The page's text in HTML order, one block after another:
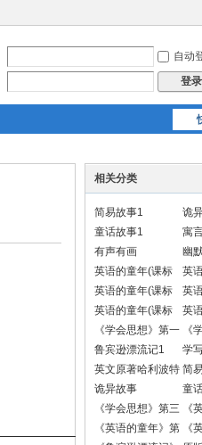
自动
登录
相关分类
简易故事1
诡
童话故事1
寓
有声有画
幽
英语的童年(课标
一上)
英
一
英语的童年(课标
二上)
英
二
英语的童年(课标
三上)
英
三
《学会思想》第一
册 汉语
《
册
鲁宾逊漂流记1
学
英文原著哈利波特
1
简
诡异故事
童
《学会思想》第三
册
《
一
《英语的童年》第
《